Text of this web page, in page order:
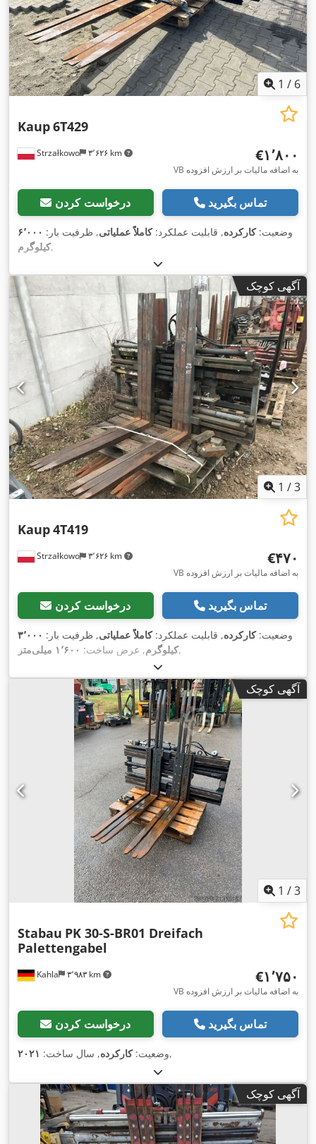
1 / 6
Strzałkowo ۳٬۶۲۶ km
Kaup6T429
‎€۱٬۸۰۰
VB به اضافه مالیات بر ارزش افزوده
درخواست کردن تماس بگیرید
وضعیت:کارکرده, قابلیت عملکرد:کاملاً عملیاتی, ظرفیت بار: ۶٬۰۰۰
کیلوگرم,
آگهی کوچک
1 /3
Strzałkowo ۳٬۶۲۶ km
Kaup4T419
‎€۴۷۰
VB به اضافه مالیات بر ارزش افزوده
درخواست کردن تماس بگیرید
وضعیت:کارکرده, قابلیت عملکرد:کاملاً عملیاتی, ظرفیت بار: ۳٬۰۰۰
کیلوگرم, عرض ساخت: ۱٬۶۰۰ میلی‌متر ,
آگهی کوچک
1 /3
Kahla ۳٬۹۸۳ km
Stabau PK 30-S-BR01 Dreifach
Palettengabel
‎€۱٬۷۵۰
VB به اضافه مالیات بر ارزش افزوده
درخواست کردن تماس بگیرید
وضعیت:کارکرده, سال ساخت: ۲۰۲۱ ,
آگهی کوچک